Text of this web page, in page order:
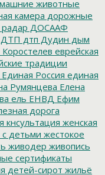
животные
камера дорожные
ДОСААФ
ДТП дтп Дудин дым
Коростелев еврейская
традиции
Единая Россия единая
Румянцева Елена
ель ЕНВД Ефим
дорога
кнсультация женская
детьми жестокое
живодер живопись
сертификаты
детей-сирот жильё